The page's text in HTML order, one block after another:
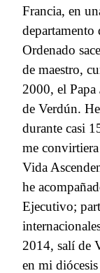
Francia, en
departamento
Ordenado
de maestro,
2000, el
de Verdún.
durante casi
me
Vida
he
Ejecutivo;
2014, salí de
en mi